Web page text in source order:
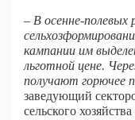
– В осенне-полевых
кампании им
льготной цене.
получают горючее
заведующий
сельского